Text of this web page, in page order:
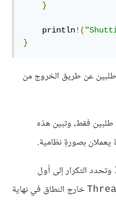
}
    println
!(
}
خدمة طلبين عن طريق الخروج من
فقط، وتبين هذه
يعملان بصورةٍ نظامية.
وتحدد التكرار إلى أول
خارج النطاق في نهاية